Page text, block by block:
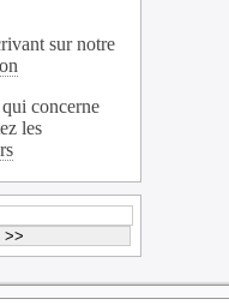
sur notre
concerne
les